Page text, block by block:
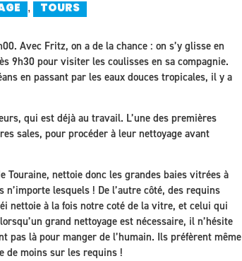
, TOURS
Avec Fritz, on a de la chance : on s’y glisse en
9h30 pour visiter les coulisses en sa compagnie.
en passant par les eaux douces tropicales, il y a
qui est déjà au travail. L’une des premières
sales, pour procéder à leur nettoyage avant
Touraine, nettoie donc les grandes baies vitrées à
lesquels ! De l’autre côté, des requins
nettoie à la fois notre coté de la vitre, et celui qui
grand nettoyage est nécessaire, il n’hésite
pas là pour manger de l’humain. Ils préfèrent même
de moins sur les requins !